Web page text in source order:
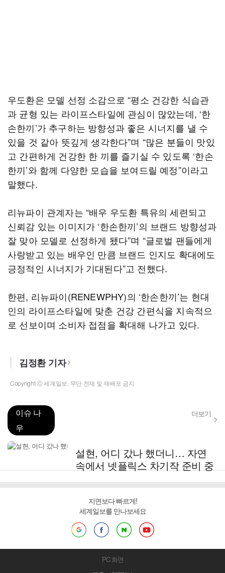
우도환은 모델 선정 소감으로 “평소 건강한 식습관
과 균형 있는 라이프스타일에 관심이 많았는데, ‘한
손한끼’가 추구하는 방향성과 좋은 시너지를 낼 수
있을 것 같아 뜻깊게 생각한다”며 “많은 분들이 맛있
고 간편하게 건강한 한 끼를 즐기실 수 있도록 ‘한손
한끼’와 함께 다양한 모습을 보여드릴 예정”이라고
말했다.
리뉴파이 관계자는 “배우 우도환 특유의 세련되고
신뢰감 있는 이미지가 ‘한손한끼’의 브랜드 방향성과
잘 맞아 모델로 선정하게 됐다”며 “글로벌 팬들에게
사랑받고 있는 배우인 만큼 브랜드 인지도 확대에도
긍정적인 시너지가 기대된다”고 전했다.
한편, 리뉴파이(RENEWPHY)의 ‘한손한끼’는 현대
인의 라이프스타일에 맞춘 건강 간편식을 지속적으
로 선보이며 소비자 접점을 확대해 나가고 있다.
김정환 기자
Copyright ⓒ 세계일보. 무단 전재 및 재배포 금지
이슈 나
우
더보기
설현, 어디 갔나 했더니… 자연
속에서 넷플릭스 차기작 준비 중
지면보다 빠르게!
세계일보를 만나보세요
PC 화면